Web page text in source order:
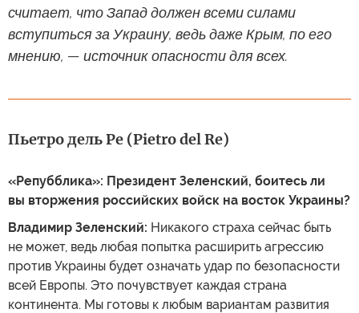
считает, что Запад должен всеми силами
вступиться за Украину, ведь даже Крым, по его
мнению, — источник опасности для всех.
Пьетро дель Ре (Pietro del Re)
«Репубблика»: Президент Зеленский, боитесь ли
вы вторжения российских войск на восток Украины?
Владимир Зеленский: Никакого страха сейчас быть
не может, ведь любая попытка расширить агрессию
против Украины будет означать удар по безопасности
всей Европы. Это почувствует каждая страна
континента. Мы готовы к любым вариантам развития